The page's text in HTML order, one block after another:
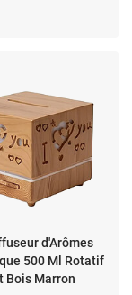
d'Arômes
500 Ml Rotatif
Bois Marron